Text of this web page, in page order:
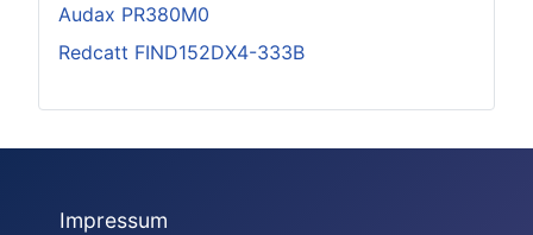
Audax PR380M0
Redcatt FIND152DX4-333B
Impressum